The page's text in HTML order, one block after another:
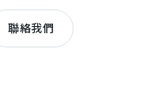
聯絡我們